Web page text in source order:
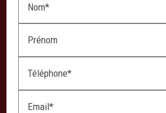
Nom*
Prénom
Téléphone*
Email*